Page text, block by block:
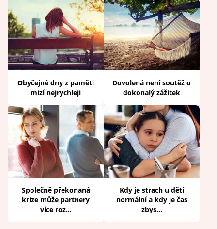
Obyčejné dny z paměti
mizí nejrychleji
Dovolená není soutěž o
dokonalý zážitek
Společně překonaná
krize může partnery
více roz...
Kdy je strach u dětí
normální a kdy je čas
zbys...